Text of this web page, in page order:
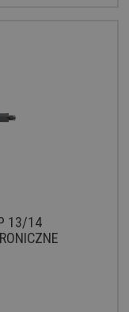
13/14